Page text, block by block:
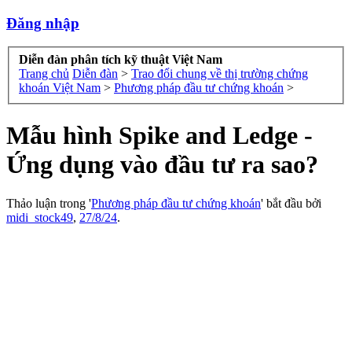
Đăng nhập
Diễn đàn phân tích kỹ thuật Việt Nam
Trang chủ Diễn đàn > Trao đổi chung về thị trường chứng
khoán Việt Nam > Phương pháp đầu tư chứng khoán >
Mẫu hình Spike and Ledge -
Ứng dụng vào đầu tư ra sao?
Thảo luận trong 'Phương pháp đầu tư chứng khoán' bắt đầu bởi
midi_stock49, 27/8/24.